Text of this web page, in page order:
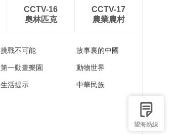
望海熱線
CCTV-16
奧林匹克
CCTV-17
農業農村
挑戰不可能 故事裏的中國
第一動畫樂園 動物世界
生活提示 中華民族